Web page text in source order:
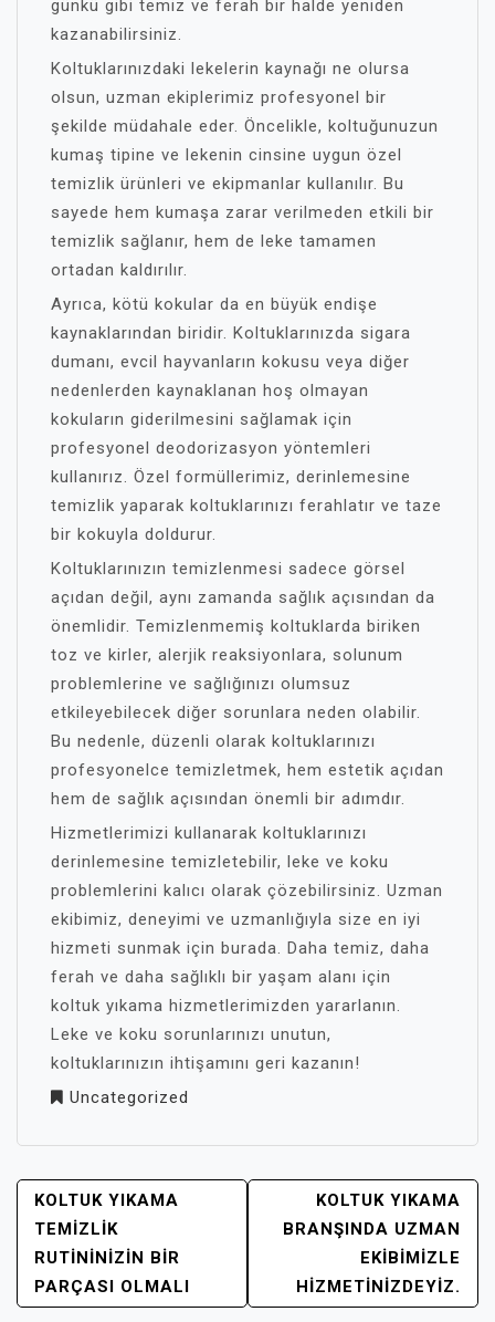
günkü gibi temiz ve ferah bir halde yeniden
kazanabilirsiniz.
Koltuklarınızdaki lekelerin kaynağı ne olursa
olsun, uzman ekiplerimiz profesyonel bir
şekilde müdahale eder. Öncelikle, koltuğunuzun
kumaş tipine ve lekenin cinsine uygun özel
temizlik ürünleri ve ekipmanlar kullanılır. Bu
sayede hem kumaşa zarar verilmeden etkili bir
temizlik sağlanır, hem de leke tamamen
ortadan kaldırılır.
Ayrıca, kötü kokular da en büyük endişe
kaynaklarından biridir. Koltuklarınızda sigara
dumanı, evcil hayvanların kokusu veya diğer
nedenlerden kaynaklanan hoş olmayan
kokuların giderilmesini sağlamak için
profesyonel deodorizasyon yöntemleri
kullanırız. Özel formüllerimiz, derinlemesine
temizlik yaparak koltuklarınızı ferahlatır ve taze
bir kokuyla doldurur.
Koltuklarınızın temizlenmesi sadece görsel
açıdan değil, aynı zamanda sağlık açısından da
önemlidir. Temizlenmemiş koltuklarda biriken
toz ve kirler, alerjik reaksiyonlara, solunum
problemlerine ve sağlığınızı olumsuz
etkileyebilecek diğer sorunlara neden olabilir.
Bu nedenle, düzenli olarak koltuklarınızı
profesyonelce temizletmek, hem estetik açıdan
hem de sağlık açısından önemli bir adımdır.
Hizmetlerimizi kullanarak koltuklarınızı
derinlemesine temizletebilir, leke ve koku
problemlerini kalıcı olarak çözebilirsiniz. Uzman
ekibimiz, deneyimi ve uzmanlığıyla size en iyi
hizmeti sunmak için burada. Daha temiz, daha
ferah ve daha sağlıklı bir yaşam alanı için
koltuk yıkama hizmetlerimizden yararlanın.
Leke ve koku sorunlarınızı unutun,
koltuklarınızın ihtişamını geri kazanın!
Uncategorized
YAZI
GEZINMESI
KOLTUK YIKAMA
TEMIZLIK
RUTININIZIN BIR
PARÇASI OLMALI
KOLTUK YIKAMA
BRANŞINDA UZMAN
EKIBIMIZLE
HIZMETINIZDEYIZ.